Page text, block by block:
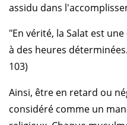
assidu dans
"En vérité, la Salat est
à des heures
103)
Ainsi, être en retard ou
considéré comme un